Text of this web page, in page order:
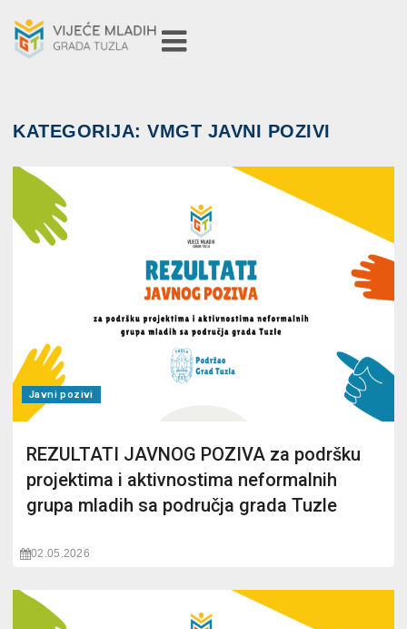
KATEGORIJA: VMGT JAVNI POZIVI
Javni pozivi
REZULTATI JAVNOG POZIVA za podršku
projektima i aktivnostima neformalnih
grupa mladih sa područja grada Tuzle
02.05.2026